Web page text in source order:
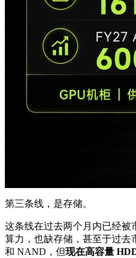
第三条线，是存储。
这条线在过去两个月内已经
算力，也缺存储，甚至于过
和 NAND，但现在高容量